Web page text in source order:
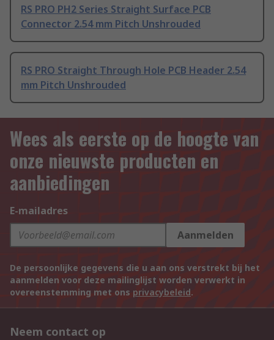
RS PRO PH2 Series Straight Surface PCB
Connector 2.54 mm Pitch Unshrouded
RS PRO Straight Through Hole PCB Header 2.54
mm Pitch Unshrouded
Wees als eerste op de hoogte van
onze nieuwste producten en
aanbiedingen
E-mailadres
Aanmelden
De persoonlijke gegevens die u aan ons verstrekt bij het
aanmelden voor deze mailinglijst worden verwerkt in
overeenstemming met ons privacybeleid.
Neem contact op